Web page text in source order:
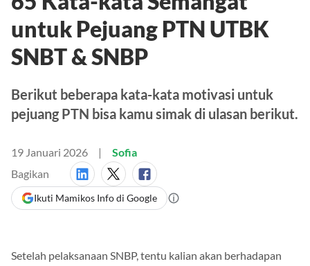
untuk Pejuang PTN UTBK
SNBT & SNBP
Berikut beberapa kata-kata motivasi untuk
pejuang PTN bisa kamu simak di ulasan berikut.
19 Januari 2026
Sofia
Bagikan
Ikuti Mamikos Info di Google
Setelah pelaksanaan SNBP, tentu kalian akan berhadapan